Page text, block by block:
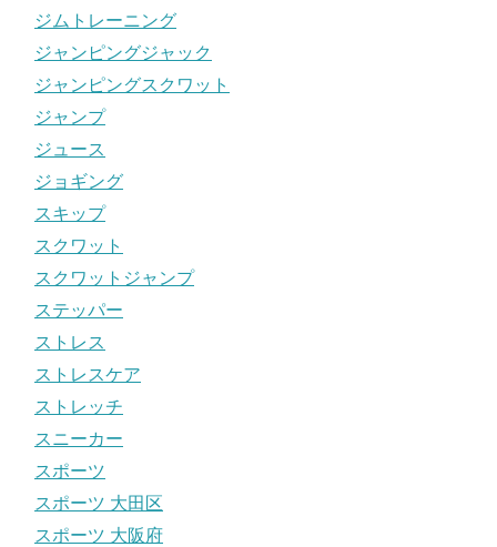
ジムトレーニング
ジャンピングジャック
ジャンピングスクワット
ジャンプ
ジュース
ジョギング
スキップ
スクワット
スクワットジャンプ
ステッパー
ストレス
ストレスケア
ストレッチ
スニーカー
スポーツ
スポーツ 大田区
スポーツ 大阪府